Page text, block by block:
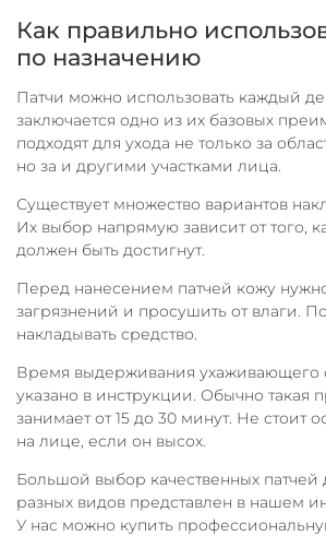
Как правильно
по назначению
Патчи можно использовать каждый
заключается одно из их базовых
подходят для ухода не только за
но за и другими участками лица.
Существует множество вариантов
Их выбор напрямую зависит от того,
должен быть достигнут.
Перед нанесением патчей кожу
загрязнений и просушить от влаги.
накладывать средство.
Время выдерживания ухаживающего
указано в инструкции. Обычно такая
занимает от 15 до 30 минут. Не стоит
на лице, если он высох.
Большой выбор качественных патчей
разных видов представлен в нашем
У нас можно купить